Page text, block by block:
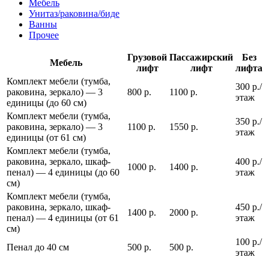
Мебель
Унитаз/раковина/биде
Ванны
Прочее
Мебель
Грузовой
лифт
Пассажирский
лифт
Без
лифта
Комплект мебели (тумба,
раковина, зеркало) — 3
единицы (до 60 см)
800 р. 1100 р.
300 р./
этаж
Комплект мебели (тумба,
раковина, зеркало) — 3
единицы (от 61 см)
1100 р. 1550 р.
350 р./
этаж
Комплект мебели (тумба,
раковина, зеркало, шкаф-
пенал) — 4 единицы (до 60
см)
1000 р. 1400 р.
400 р./
этаж
Комплект мебели (тумба,
раковина, зеркало, шкаф-
пенал) — 4 единицы (от 61
см)
1400 р. 2000 р.
450 р./
этаж
Пенал до 40 см 500 р. 500 р.
100 р./
этаж